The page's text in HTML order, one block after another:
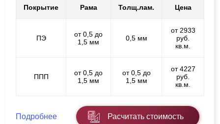
Покрытие Рама Толщ.лам. Цена
ПЭ
от 0,5 до
1,5 мм
0,5 мм
от 2933
руб.
кв.м.
ППП
от 0,5 до
1,5 мм
от 0,5 до
1,5 мм
от 4227
руб.
кв.м.
Подробнее Расчитать стоимость